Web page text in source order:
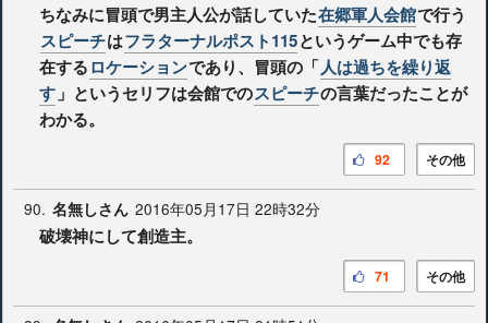
ちなみに冒頭で男主人公が話していた在郷軍人会館で行う
スピーチはフラターナルポスト115というゲーム中でも存
在するロケーションであり、冒頭の「人は過ちを繰り返
す 」というセリフは会館でのスピーチの言葉だったことが
わかる。
その他
92
90. 名無しさん 2016年05月17日 22時32分
破壊神にして創造主。
その他
71